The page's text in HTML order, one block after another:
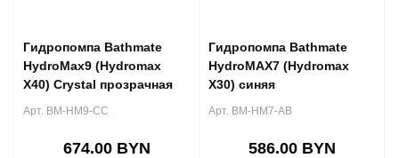
Гидропомпа Bathmate
HydroMax9 (Hydromax
X40) Crystal прозрачная
Арт. BM-HM9-CC
674.00 BYN
Гидропомпа Bathmate
HydroMAX7 (Hydromax
X30) синяя
Арт. BM-HM7-AB
586.00 BYN